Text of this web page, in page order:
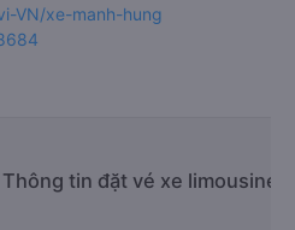
VN/xe-manh-hung
Thông tin đặt vé xe limousine